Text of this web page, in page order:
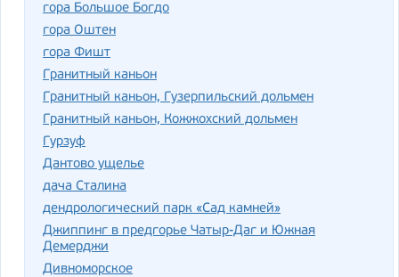
гора Большое Богдо
гора Оштен
гора Фишт
Гранитный каньон
Гранитный каньон, Гузерпильский дольмен
Гранитный каньон, Кожжохский дольмен
Гурзуф
Дантово ущелье
дача Сталина
дендрологический парк «Сад камней»
Джиппинг в предгорье Чатыр-Даг и Южная
Демерджи
Дивноморское